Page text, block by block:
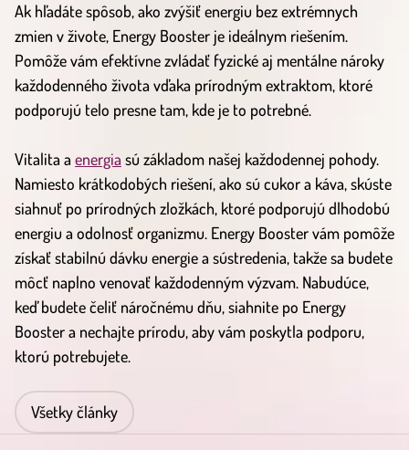
Ak hľadáte spôsob, ako zvýšiť energiu bez extrémnych
zmien v živote, Energy Booster je ideálnym riešením.
Pomôže vám efektívne zvládať fyzické aj mentálne nároky
každodenného života vďaka prírodným extraktom, ktoré
podporujú telo presne tam, kde je to potrebné.
Vitalita a energia sú základom našej každodennej pohody.
Namiesto krátkodobých riešení, ako sú cukor a káva, skúste
siahnuť po prírodných zložkách, ktoré podporujú dlhodobú
energiu a odolnosť organizmu. Energy Booster vám pomôže
získať stabilnú dávku energie a sústredenia, takže sa budete
môcť naplno venovať každodenným výzvam. Nabudúce,
keď budete čeliť náročnému dňu, siahnite po Energy
Booster a nechajte prírodu, aby vám poskytla podporu,
ktorú potrebujete.
Všetky články